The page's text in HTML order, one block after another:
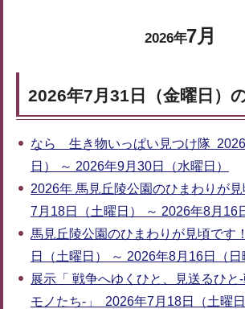
2026年7月
2026年7月31日（金曜日）
なら 生き物いっぱい見つけ隊
日） ～ 2026年9月30日（水曜日）
2026年 馬見丘陵公園のひまわりが
7月18日（土曜日） ～ 2026年8月16
馬見丘陵公園のひまわりが見頃です
日（土曜日） ～ 2026年8月16日（日
展示「 戦争へゆくひと、見送るひと
モノたち-」 2026年7月18日（土曜